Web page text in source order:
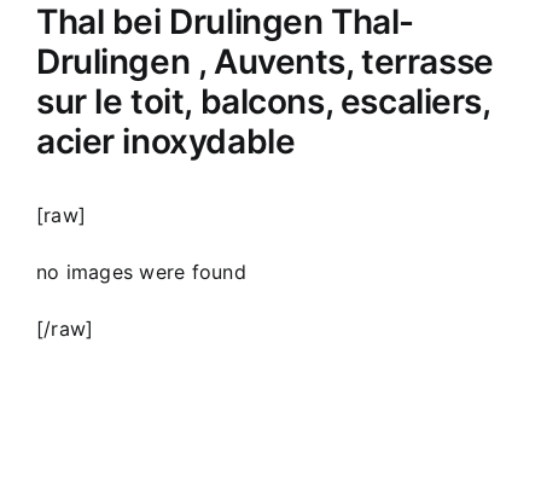
Thal bei Drulingen Thal-
Drulingen , Auvents, terrasse
sur le toit, balcons, escaliers,
acier inoxydable
[raw]
no images were found
[/raw]